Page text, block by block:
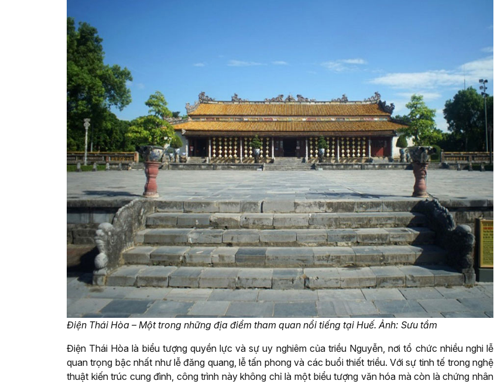
Điện Thái Hòa – Một trong những địa điểm tham quan nổi tiếng tại Huế. Ảnh: Sưu tầm
Điện Thái Hòa là biểu tượng quyền lực và sự uy nghiêm của triều Nguyễn, nơi tổ chức nhiều nghi lễ
quan trọng bậc nhất như lễ đăng quang, lễ tấn phong và các buổi thiết triều. Với sự tinh tế trong nghệ
thuật kiến trúc cung đình, công trình này không chỉ là một biểu tượng văn hóa mà còn là chứng nhân